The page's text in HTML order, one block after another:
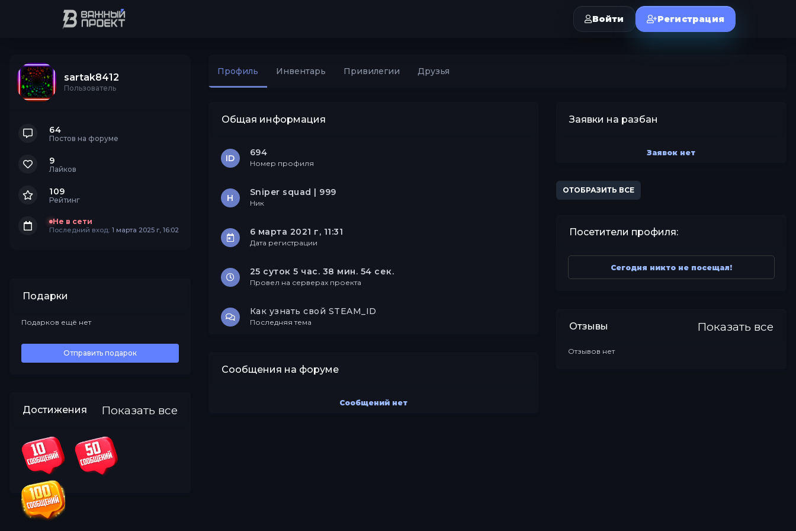
Войти Регистрация
sartak8412
Пользователь
64
Постов на форуме
9
Лайков
109
Рейтинг
Не в сети
Последний вход: 1 марта 2025 г, 16:02
Подарки
Все
Подарков ещё нет
Отправить подарок
Достижения Показать все
Профиль Инвентарь Привилегии Друзья
Общая информация
ID
694
Номер профиля
Н
Sniper squad | 999
Ник
6 марта 2021 г, 11:31
Дата регистрации
25 суток 5 час. 38 мин. 54 сек.
Провел на серверах проекта
Как узнать свой STEAM_ID
Последняя тема
Сообщения на форуме
Сообщений нет
Заявки на разбан
Заявок нет
ОТОБРАЗИТЬ ВСЕ
Посетители профиля:
Сегодня никто не посещал!
Отзывы Показать все
Отзывов нет